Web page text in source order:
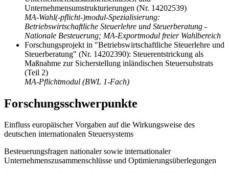
Unternehmensumstrukturierungen (Nr. 14202539)
MA-Wahl(-pflicht-)modul-Spezialisierung:
Betriebswirtschaftliche Steuerlehre und Steuerberatung -
Nationale Besteuerung; MA-Exportmodul freier Wahlbereich
Forschungsprojekt in "Betriebswirtschaftliche Steuerlehre und
Steuerberatung" (Nr. 14202390): Steuerentstrickung als
Maßnahme zur Sicherstellung inländischen Steuersubstrats
(Teil 2)
MA-Pflichtmodul (BWL 1-Fach)
Forschungsschwerpunkte
Einfluss europäischer Vorgaben auf die Wirkungsweise des
deutschen internationalen Steuersystems
Besteuerungsfragen nationaler sowie internationaler
Unternehmenszusammenschlüsse und Optimierungsüberlegungen